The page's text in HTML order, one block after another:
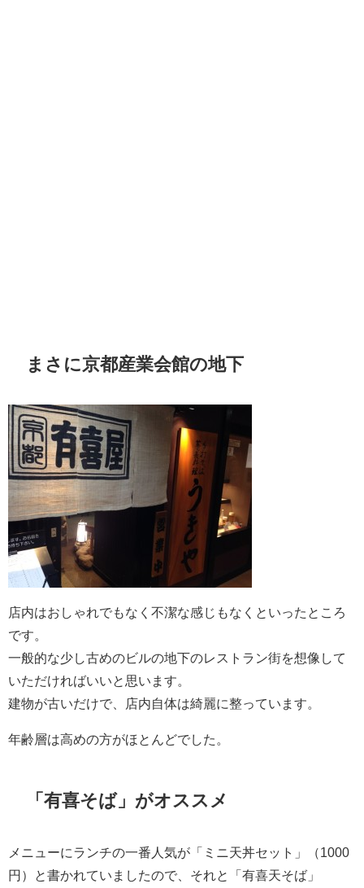
まさに京都産業会館の地下
店内はおしゃれでもなく不潔な感じもなくといったところ
です。
一般的な少し古めのビルの地下のレストラン街を想像して
いただければいいと思います。
建物が古いだけで、店内自体は綺麗に整っています。
年齢層は高めの方がほとんどでした。
「有喜そば」がオススメ
メニューにランチの一番人気が「ミニ天丼セット」（1000
円）と書かれていましたので、それと「有喜天そば」